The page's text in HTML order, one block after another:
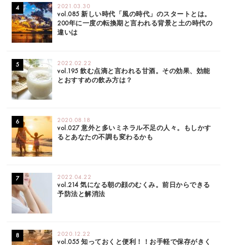
2021.03.30
vol.085 新しい時代「風の時代」のスタートとは。
200年に一度の転換期と言われる背景と土の時代の
違いは
2022.02.22
vol.195 飲む点滴と言われる甘酒。その効果、効能
とおすすめの飲み方は？
2020.08.18
vol.027 意外と多いミネラル不足の人々。もしかす
るとあなたの不調も変わるかも
2022.04.22
vol.214 気になる朝の顔のむくみ。前日からできる
予防法と解消法
2020.12.22
vol.055 知っておくと便利！！お手軽で保存がきく